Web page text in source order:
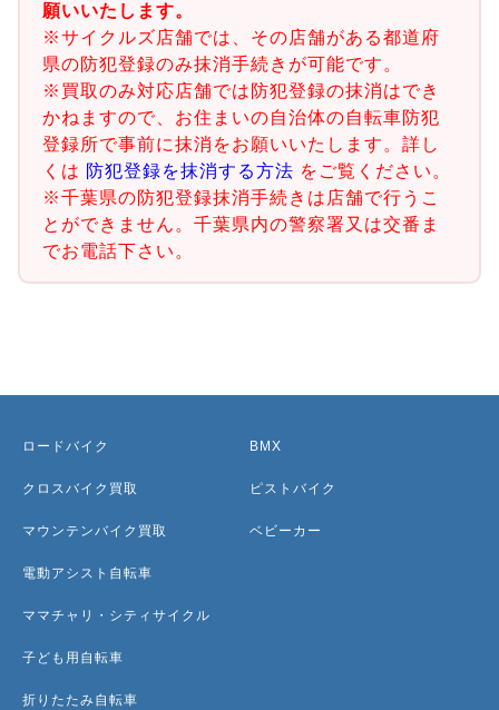
願いいたします。
※サイクルズ店舗では、その店舗がある都道府
県の防犯登録のみ抹消手続きが可能です。
※買取のみ対応店舗では防犯登録の抹消はでき
かねますので、お住まいの自治体の自転車防犯
登録所で事前に抹消をお願いいたします。詳し
くは 防犯登録を抹消する方法 をご覧ください。
※千葉県の防犯登録抹消手続きは店舗で行うこ
とができません。千葉県内の警察署又は交番ま
でお電話下さい。
ロードバイク
クロスバイク買取
マウンテンバイク買取
電動アシスト自転車
ママチャリ・シティサイクル
子ども用自転車
折りたたみ自転車
BMX
ピストバイク
ベビーカー